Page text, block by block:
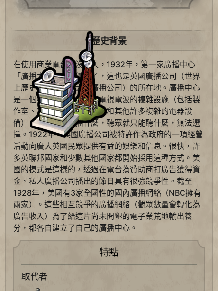
歷史背景
在使用商業電台後沒多久，1932年，第一家廣播中心
「廣播大廈」開始興建了，這也是英國廣播公司（世界
上歷史最悠久，最大的廣播公司）的所在地。廣播中心
是一個發送無線電廣播和電視電波的複雜設施（包括製
作室、音響控制室、天線，和其他許多複雜的電器設
備），所以它每次播什麼，聽眾就只能聽什麼，無法選
擇。1922年，英國廣播公司被特許作為政府的一項經營
活動向廣大英國民眾提供有益的娛樂和信息。很快，許
多英聯邦國家和少數其他國家都開始採用這種方式。美
國的模式是這樣的，透過在電台為贊助商打廣告獲得資
金，私人廣播公司播出的節目具有很強競爭性。截至
1928年，美國有3家全國性的國內廣播網絡（NBC擁有
兩家）。這些相互競爭的廣播網絡（觀眾數量會轉化為
廣告收入）為了給這片尚未開墾的電子業荒地輸出養
分，都各自建立了自己的廣播中心。
特點
取代者